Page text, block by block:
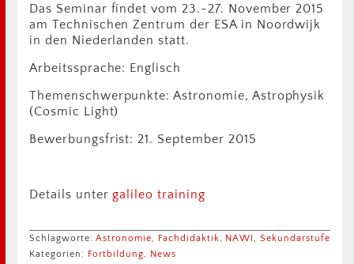
Das Seminar findet vom 23.-27. November 2015
am Technischen Zentrum der ESA in Noordwijk
in den Niederlanden statt.
Arbeitssprache: Englisch
Themenschwerpunkte: Astronomie, Astrophysik
(Cosmic Light)
Bewerbungsfrist: 21. September 2015
Details untergalileo training
Schlagworte:Astronomie, Fachdidaktik, NAWI,Sekundarstufe
Kategorien: Fortbildung, News